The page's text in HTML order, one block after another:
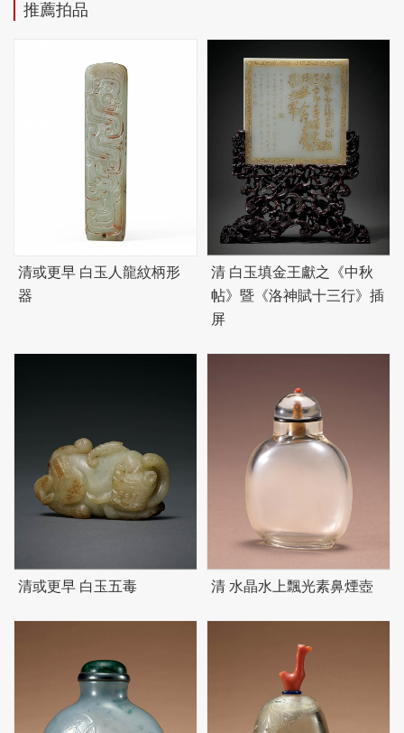
推薦拍品
清或更早 白玉人龍紋柄形
器
清 白玉填金王獻之《中秋
帖》暨《洛神賦十三行》插
屏
清或更早 白玉五毒 清 水晶水上飄光素鼻煙壺